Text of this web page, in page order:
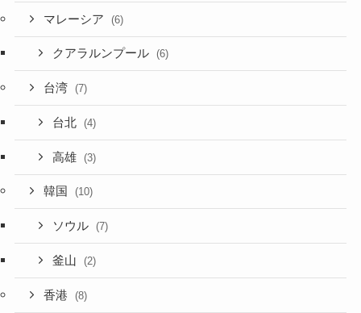
マレーシア (6)
クアラルンプール (6)
台湾 (7)
台北 (4)
高雄 (3)
韓国 (10)
ソウル (7)
釜山 (2)
香港 (8)